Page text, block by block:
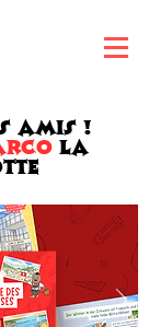
amis !
la